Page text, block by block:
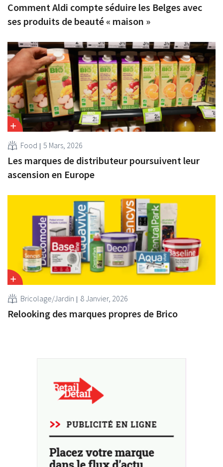
Comment Aldi compte séduire les Belges avec
ses produits de beauté « maison »
Food 5 Mars, 2026
Les marques de distributeur poursuivent leur
ascension en Europe
Bricolage/Jardin 8 Janvier, 2026
Relooking des marques propres de Brico